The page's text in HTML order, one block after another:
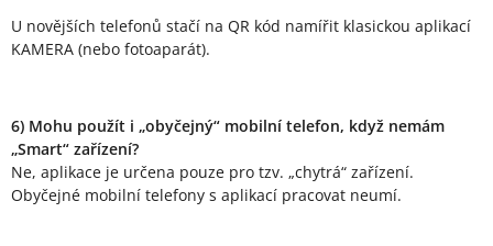
U novějších telefonů stačí na QR kód namířit klasickou aplikací
KAMERA (nebo fotoaparát).
6) Mohu použít i „obyčejný“ mobilní telefon, když nemám
„Smart“ zařízení?
Ne, aplikace je určena pouze pro tzv. „chytrá“ zařízení.
Obyčejné mobilní telefony s aplikací pracovat neumí.